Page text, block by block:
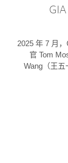
2025 年 7 月
官 Tom
Wang（王